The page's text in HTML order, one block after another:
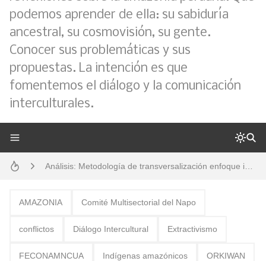
podemos aprender de ella: su sabiduría
ancestral, su cosmovisión, su gente.
Conocer sus problemáticas y sus
propuestas. La intención es que
fomentemos el diálogo y la comunicación
interculturales.
Análisis: Metodología de transversalización enfoque intercultural
Boletín BOLPER - Nro. 10 - del 31 de marzo de 2023
AMAZONIA Comité Multisectorial del Napo
conflictos Diálogo Intercultural Extractivismo
FECONAMNCUA Indígenas amazónicos ORKIWAN